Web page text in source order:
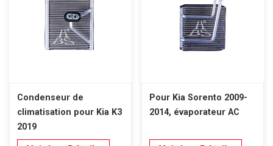
Condenseur de
climatisation pour Kia K3
2019
Pour Kia Sorento 2009-
2014, évaporateur AC